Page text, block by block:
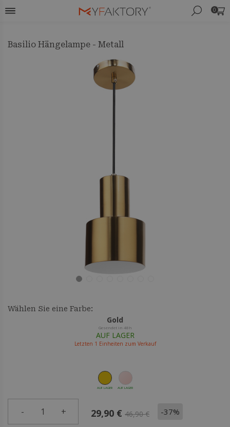
0
Basilio Hängelampe - Metall
Wählen Sie eine Farbe:
Gold
Gesendet in 48h
AUF LAGER
Letzten 1 Einheiten zum Verkauf
AUF LAGER AUF LAGER
- 1 + 29,90 € 46,90 € -37%